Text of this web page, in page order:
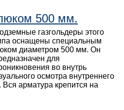
500 мм.
газгольдеры этого
оснащены специальным
диаметром 500 мм. Он
для
во внутрь
осмотра внутреннего
Вся арматура крепится на